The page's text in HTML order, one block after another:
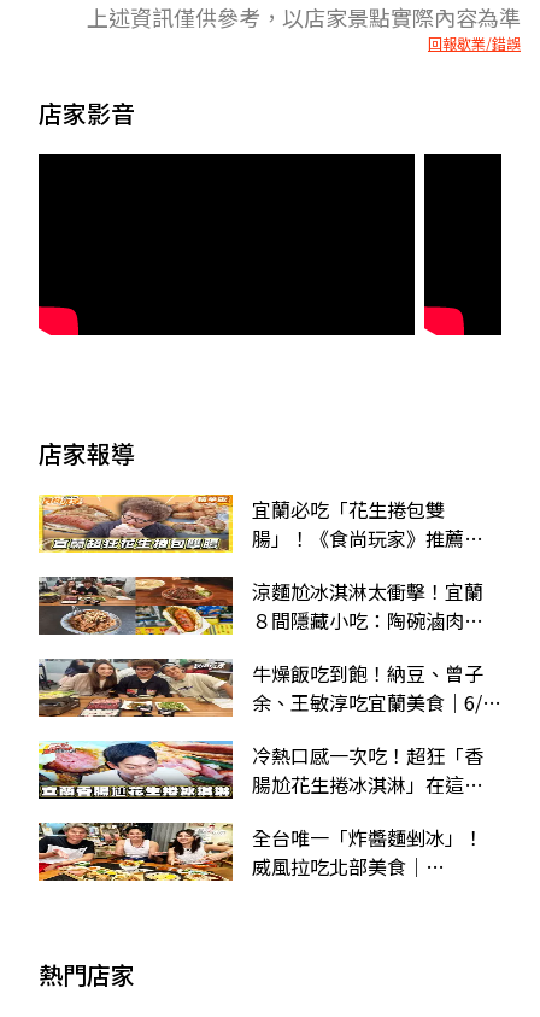
上述資訊僅供參考，以店家景點實際內容為準
回報歇業/錯誤
店家影音
店家報導
宜蘭必吃「花生捲包雙
腸」！《食尚玩家》推薦
腸」
涼麵尬冰淇淋太衝擊！宜蘭
８間隱藏小吃：陶碗滷肉
牛燥飯吃到飽！納豆、曾子
余、王敏淳吃宜蘭美食｜6/3
冷熱口感一次吃！超狂「香
腸尬花生捲冰淇淋」在這，
全台唯一「炸醬麵剉冰」！
威風拉吃北部美食｜
熱門店家